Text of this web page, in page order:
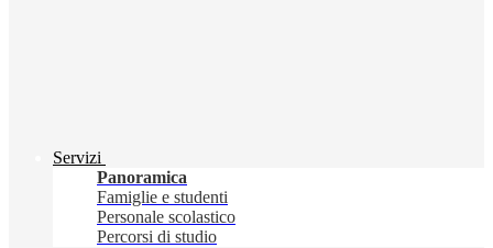
Servizi
Panoramica
Famiglie e studenti
Personale scolastico
Percorsi di studio